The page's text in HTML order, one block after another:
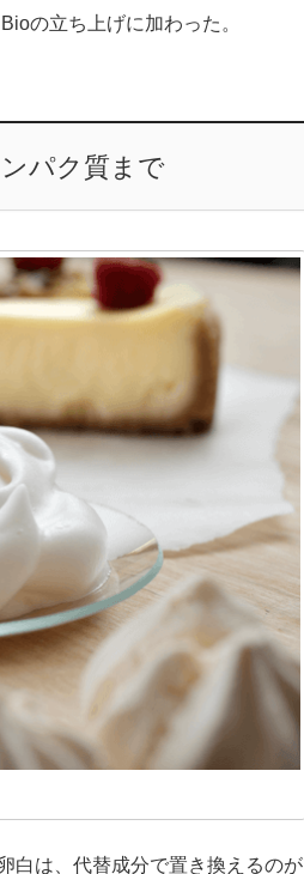
の立ち上げに加わった。
パク質まで
白は、代替成分で置き換えるのが